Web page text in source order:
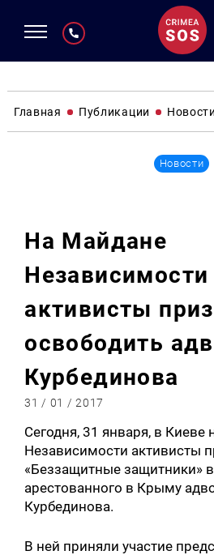
Главная Публикации Новости
Новости
На Майдане
Независимости
активисты
освободить
Курбединова
31 / 01 / 2017
Сегодня, 31 января, в Киеве
Независимости активисты
«Беззащитные защитники»
арестованного в Крыму
Курбединова.
В ней приняли участие